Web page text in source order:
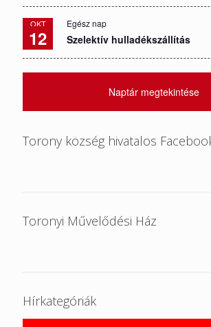
OKT
12
Egész nap
Szelektív hulladékszállítás
Naptár megtekintése
Torony község hivatalos
Toronyi Művelődési Ház
Hírkategóriák